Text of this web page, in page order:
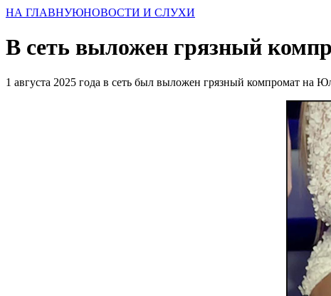
НА ГЛАВНУЮНОВОСТИ И СЛУХИ
В сеть выложен грязный
1 августа 2025 года в сеть был выложен грязный компромат на